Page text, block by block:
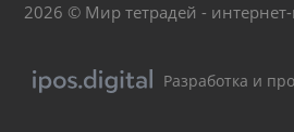
2026 © Мир тетрадей -
Разработка и